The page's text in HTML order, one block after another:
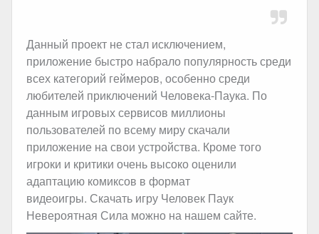
Данный проект не стал исключением,
приложение быстро набрало популярность среди
всех категорий геймеров, особенно среди
любителей приключений Человека-Паука. По
данным игровых сервисов миллионы
пользователей по всему миру скачали
приложение на свои устройства. Кроме того
игроки и критики очень высоко оценили
адаптацию комиксов в формат
видеоигры. Скачать игру Человек Паук
Невероятная Сила можно на нашем сайте.